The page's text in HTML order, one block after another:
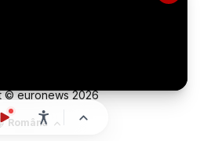
© euronews2026
Română